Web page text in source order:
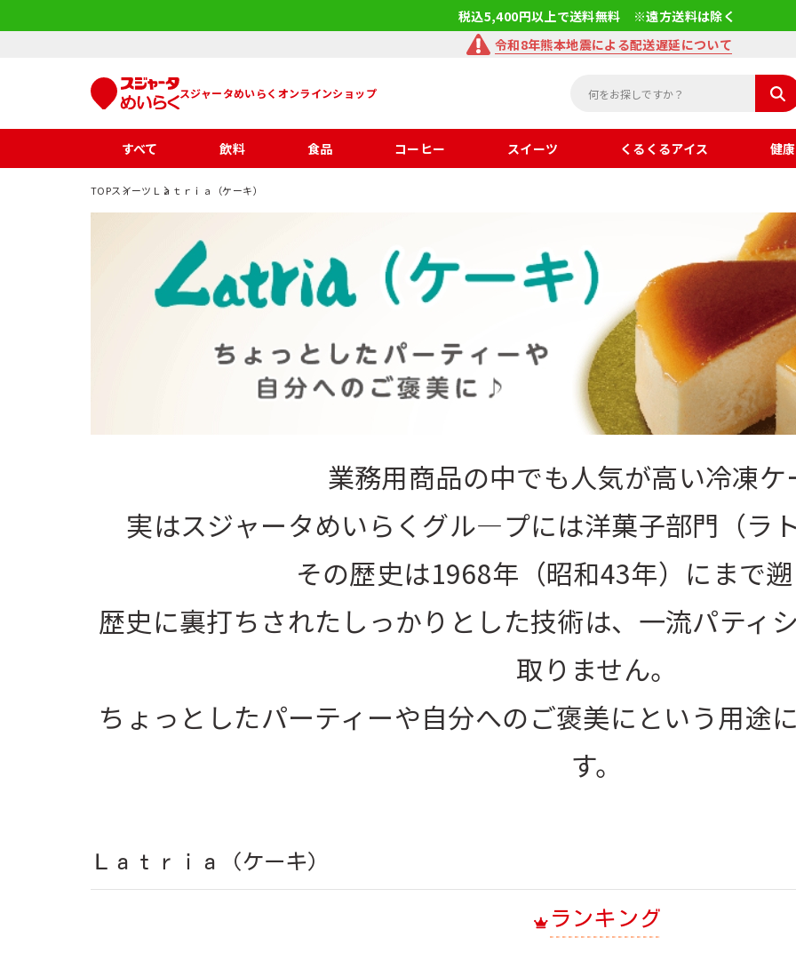
税込5,400円以上で送料無料 ※遠方送料は除く
令和8年熊本地震による配送遅延について
スジャータめいらくオンラインショップ
すべて 飲料 食品 コーヒー スイーツ くるくるアイス 健
TOPスイーツ Ｌａｔｒｉａ（ケーキ）
業務用商品の中でも人気が高い冷凍ケ
実はスジャータめいらくグル―プには洋菓子部門（ラ
その歴史は1968年（昭和43年）にまで
歴史に裏打ちされたしっかりとした技術は、一流パティ
取りません。
ちょっとしたパーティーや自分へのご褒美にという用途
す。
Ｌａｔｒｉａ（ケーキ）
ランキング